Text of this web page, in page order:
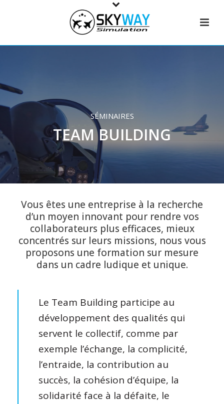
SÉMINAIRES
TEAM BUILDING
Vous êtes une entreprise à la recherche
d’un moyen innovant pour rendre vos
collaborateurs plus efficaces, mieux
concentrés sur leurs missions, nous vous
proposons une formation sur mesure
dans un cadre ludique et unique.
Le Team Building participe au
développement des qualités qui
servent le collectif, comme par
exemple l’échange, la complicité,
l’entraide, la contribution au
succès, la cohésion d’équipe, la
solidarité face à la défaite, le